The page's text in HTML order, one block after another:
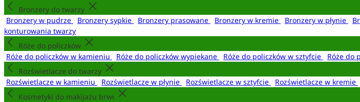
Bronzery do twarzy
Bronzery w pudrze
Bronzery sypkie Bronzery prasowane Bronzery w kremie Bronzery w płynie
konturowania twarzy
Róże do policzków
Róże do policzków w kamieniu
Róże do policzków wypiekane Róże do policzków w sztyfcie Róże do
Rozświetlacze do twarzy
Rozświetlacze w kamieniu
Rozświetlacze w płynie Rozświetlacze w sztyfcie Rozświetlacze w kremie
Kosmetyki do makijażu brwi